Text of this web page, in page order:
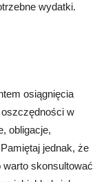
wydatki.
osiągnięcia
w
obligacje,
jednak, że
skonsultować